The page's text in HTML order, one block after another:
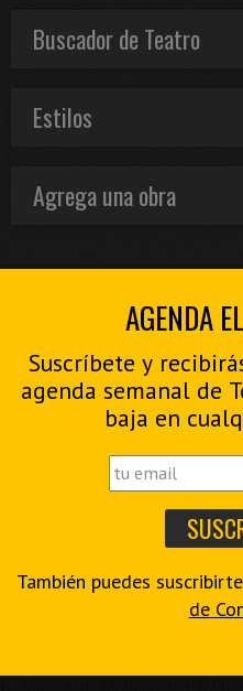
Buscador de Teatro
Estilos
Agrega una obra
AGENDA
Suscríbete y
agenda semanal de
baja en
También puedes
de